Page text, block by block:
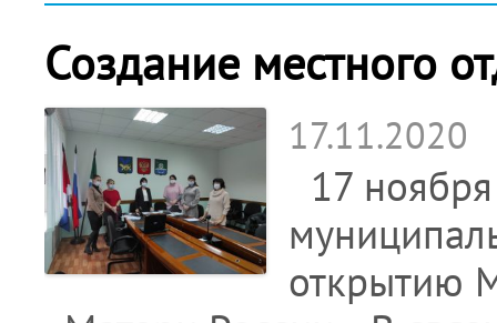
Создание местного
17.11.2020
17
открытию